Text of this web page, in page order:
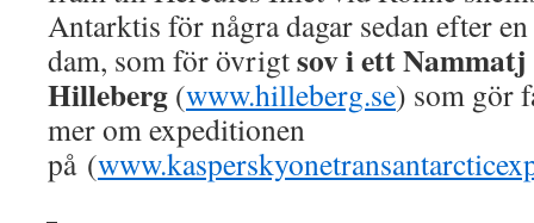
Antarktis för några dagar sedan efter
dam, som för övrigtsov i ett
Hilleberg (www.hilleberg.se) som gör
mer om expeditionen
på (